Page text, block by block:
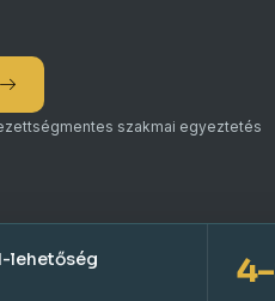
szakmai egyeztetés
lehetőség